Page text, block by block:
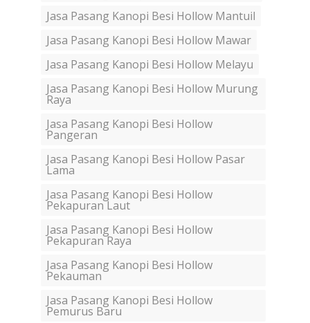
Jasa Pasang Kanopi Besi Hollow Mantuil
Jasa Pasang Kanopi Besi Hollow Mawar
Jasa Pasang Kanopi Besi Hollow Melayu
Jasa Pasang Kanopi Besi Hollow Murung
Raya
Jasa Pasang Kanopi Besi Hollow
Pangeran
Jasa Pasang Kanopi Besi Hollow Pasar
Lama
Jasa Pasang Kanopi Besi Hollow
Pekapuran Laut
Jasa Pasang Kanopi Besi Hollow
Pekapuran Raya
Jasa Pasang Kanopi Besi Hollow
Pekauman
Jasa Pasang Kanopi Besi Hollow
Pemurus Baru